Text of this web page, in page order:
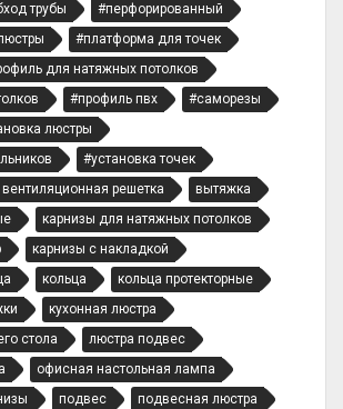
трубы
#перфорированный
#платформа для точек
для натяжных потолков
#профиль пвх
#саморезы
люстры
#установка точек
вентиляционная решетка
вытяжка
карнизы для натяжных потолков
карнизы с накладкой
кольца
кольца протекторные
кухонная люстра
стола
люстра подвес
офисная настольная лампа
подвес
подвесная люстра